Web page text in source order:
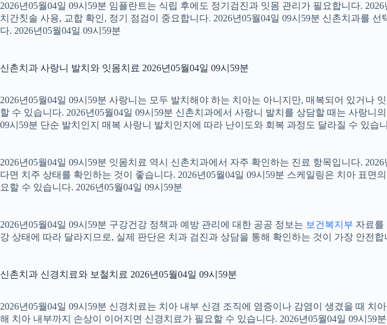
2026년05월04일 09시59분 임플란트는 식립 후에도 정기검진과 잇몸 관리가 필요합니다.
치간칫솔 사용, 교합 확인, 정기 점검이 중요합니다. 2026년05월04일 09시59분 신촌치과를
다. 2026년05월04일 09시59분
신촌치과 사랑니 발치와 잇몸치료 2026년05월04일 09시59분
2026년05월04일 09시59분 사랑니는 모두 발치해야 하는 치아는 아니지만, 매복되어 있거
할 수 있습니다. 2026년05월04일 09시59분 신촌치과에서 사랑니 발치를 상담할 때는 사랑
09시59분 단순 발치인지 매복 사랑니 발치인지에 따라 난이도와 회복 과정도 달라질 수 있습
2026년05월04일 09시59분 잇몸치료 역시 신촌치과에서 자주 확인하는 진료 항목입니다.
다면 치주 상태를 확인하는 것이 좋습니다. 2026년05월04일 09시59분 스케일링은 치아 표
요할 수 있습니다. 2026년05월04일 09시59분
2026년05월04일 09시59분 구강건강 정책과 예방 관리에 대한 공공 정보는 보건복지부 자료를
강 상태에 따라 달라지므로, 실제 판단은 치과 검진과 상담을 통해 확인하는 것이 가장 안전합
신촌치과 신경치료와 보철치료 2026년05월04일 09시59분
2026년05월04일 09시59분 신경치료는 치아 내부 신경 조직에 염증이나 감염이 생겼을 때
해 치아 내부까지 손상이 이어지면 신경치료가 필요할 수 있습니다. 2026년05월04일 09시